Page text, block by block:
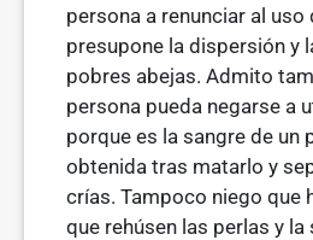
persona a renunciar al uso
presupone la dispersión y
pobres abejas. Admito
persona pueda negarse a
porque es la sangre de un
obtenida tras matarlo y
crías. Tampoco niego que
que rehúsen las perlas y la